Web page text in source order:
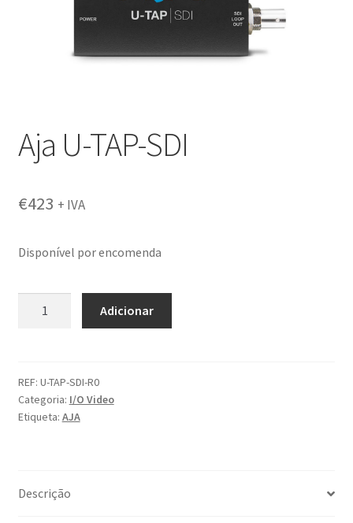
Aja U-TAP-SDI
€423 + IVA
Disponível por encomenda
TAP-
SDI
Adicionar
REF: U-TAP-SDI-R0
Categoria: I/O Video
Etiqueta: AJA
Descrição